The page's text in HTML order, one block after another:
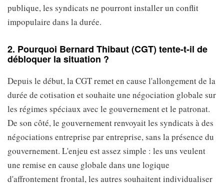
publique, les syndicats ne pourront installer un conflit
impopulaire dans la durée.
2. Pourquoi Bernard Thibaut (CGT) tente-t-il de
débloquer la situation ?
Depuis le début, la CGT remet en cause l'allongement de la
durée de cotisation et souhaite une négociation globale sur
les régimes spéciaux avec le gouvernement et le patronat.
De son côté, le gouvernement renvoyait les syndicats à des
négociations entreprise par entreprise, sans la présence du
gouvernement. L'enjeu est assez simple : les uns veulent
une remise en cause globale dans une logique
d'affrontement frontal, les autres souhaitent individualiser